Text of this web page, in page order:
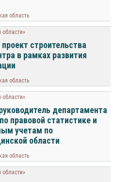
область
строительства
в рамках развития
область
департамента
правовой статистике и
учетам по
области
область